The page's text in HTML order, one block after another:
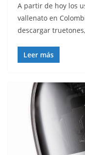
A partir de hoy los
vallenato en
descargar
Leer más